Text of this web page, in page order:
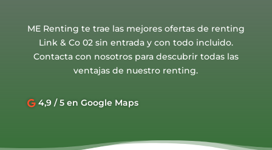
ME Renting te trae las mejores ofertas de renting
Link & Co 02 sin entrada y con todo incluido.
Contacta con nosotros para descubrir todas las
ventajas de nuestro renting.
 4,9 / 5 en Google Maps